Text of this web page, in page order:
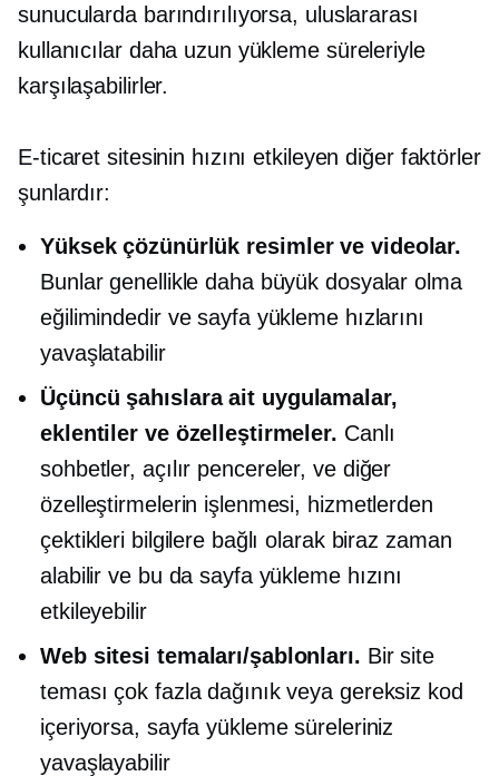
sunucularda barındırılıyorsa, uluslararası
kullanıcılar daha uzun yükleme süreleriyle
karşılaşabilirler.
E-ticaret sitesinin hızını etkileyen diğer faktörler
şunlardır:
Yüksek çözünürlük resimler ve videolar.
Bunlar genellikle daha büyük dosyalar olma
eğilimindedir ve sayfa yükleme hızlarını
yavaşlatabilir
Üçüncü şahıslara ait uygulamalar,
eklentiler ve özelleştirmeler. Canlı
sohbetler, açılır pencereler, ve diğer
özelleştirmelerin işlenmesi, hizmetlerden
çektikleri bilgilere bağlı olarak biraz zaman
alabilir ve bu da sayfa yükleme hızını
etkileyebilir
Web sitesi temaları/şablonları. Bir site
teması çok fazla dağınık veya gereksiz kod
içeriyorsa, sayfa yükleme süreleriniz
yavaşlayabilir